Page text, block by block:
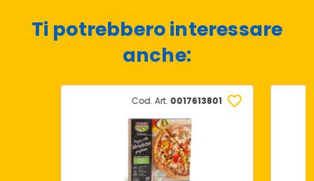
Ti potrebbero interessare
anche:
Cod. Art. 0017613801